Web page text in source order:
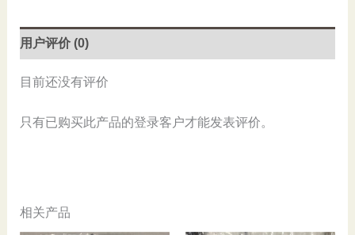
量
用户评价 (0)
目前还没有评价
只有已购买此产品的登录客户才能发表评价。
相关产品